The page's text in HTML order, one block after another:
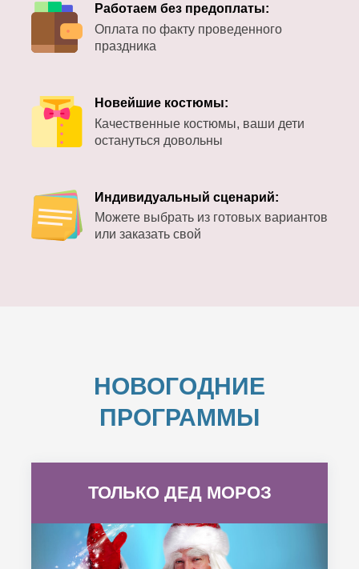
Работаем без предоплаты:
Оплата по факту проведенного
праздника
Новейшие костюмы:
Качественные костюмы, ваши дети
остануться довольны
Индивидуальный сценарий:
Можете выбрать из готовых вариантов
или заказать свой
НОВОГОДНИЕ
ПРОГРАММЫ
ТОЛЬКО ДЕД МОРОЗ